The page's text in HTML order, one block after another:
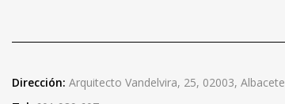
Dirección: Arquitecto Vandelvira, 25, 02003, Albacete